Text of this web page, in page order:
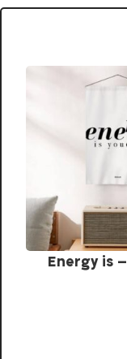
דגל השראה – Energy is